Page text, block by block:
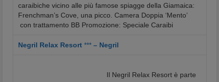
caraibiche vicino alle più famose spiagge della Giamaica:
Frenchman’s Cove, una picco. Camera Doppia ‘Mento’
con trattamento BB Promozione: Speciale Caraibi
Negril Relax Resort *** – Negril
Il Negril Relax Resort è parte